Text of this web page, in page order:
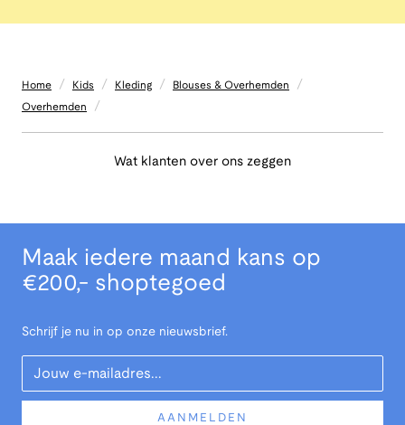
Home / Kids / Kleding / Blouses & Overhemden /
Overhemden /
Wat klanten over ons zeggen
Maak iedere maand kans op
€200,- shoptegoed
Schrijf je nu in op onze nieuwsbrief.
Your Email
AANMELDEN